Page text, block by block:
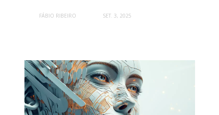
FÁBIO RIBEIRO SET. 3, 2025